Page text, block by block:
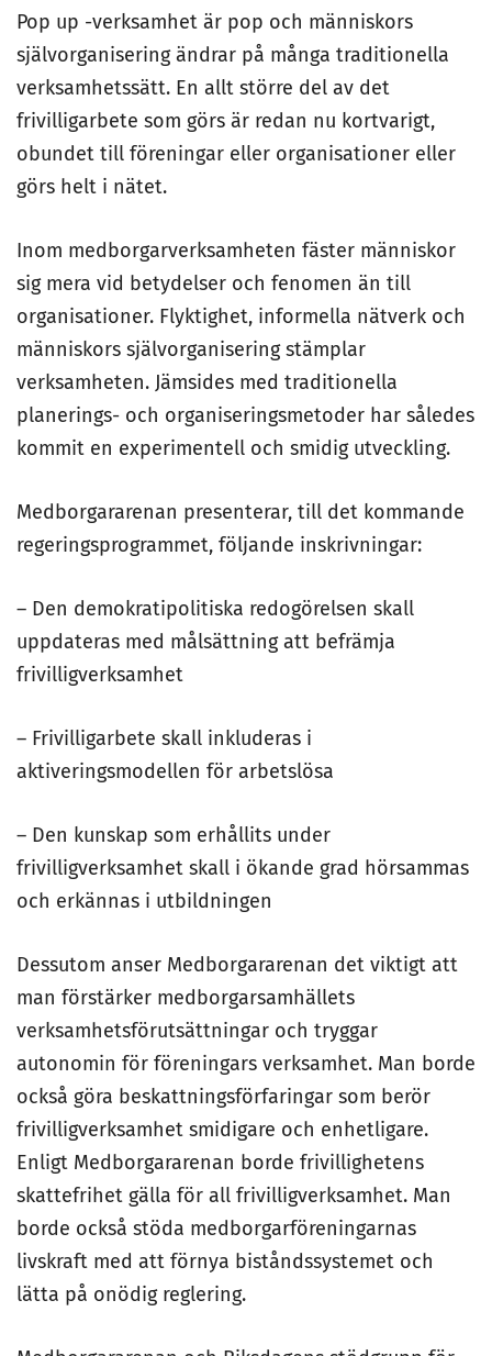
Pop up -verksamhet är pop och människors
självorganisering ändrar på många traditionella
verksamhetssätt. En allt större del av det
frivilligarbete som görs är redan nu kortvarigt,
obundet till föreningar eller organisationer eller
görs helt i nätet.
Inom medborgarverksamheten fäster människor
sig mera vid betydelser och fenomen än till
organisationer. Flyktighet, informella nätverk och
människors självorganisering stämplar
verksamheten. Jämsides med traditionella
planerings- och organiseringsmetoder har således
kommit en experimentell och smidig utveckling.
Medborgararenan presenterar, till det kommande
regeringsprogrammet, följande inskrivningar:
– Den demokratipolitiska redogörelsen skall
uppdateras med målsättning att befrämja
frivilligverksamhet
– Frivilligarbete skall inkluderas i
aktiveringsmodellen för arbetslösa
– Den kunskap som erhållits under
frivilligverksamhet skall i ökande grad hörsammas
och erkännas i utbildningen
Dessutom anser Medborgararenan det viktigt att
man förstärker medborgarsamhällets
verksamhetsförutsättningar och tryggar
autonomin för föreningars verksamhet. Man borde
också göra beskattningsförfaringar som berör
frivilligverksamhet smidigare och enhetligare.
Enligt Medborgararenan borde frivillighetens
skattefrihet gälla för all frivilligverksamhet. Man
borde också stöda medborgarföreningarnas
livskraft med att förnya biståndssystemet och
lätta på onödig reglering.